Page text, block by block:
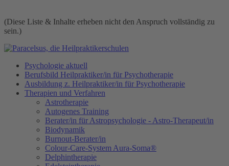
(Diese Liste & Inhalte erheben nicht den Anspruch vollständig zu
sein.)
Psychologie aktuell
Berufsbild Heilpraktiker/in für Psychotherapie
Ausbildung z. Heilpraktiker/in für Psychotherapie
Therapien und Verfahren
Astrotherapie
Autogenes Training
Berater/in für Astropsychologie - Astro-Therapeut/in
Biodynamik
Burnout-Berater/in
Colour-Care-System Aura-Soma®
Delphintherapie